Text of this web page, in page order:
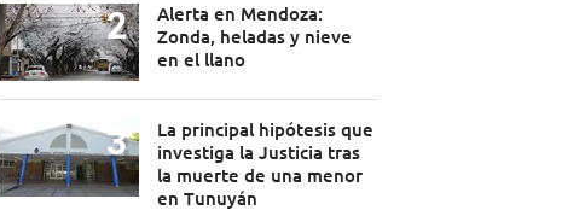
Alerta en Mendoza:
Zonda, heladas y nieve
en el llano
La principal hipótesis que
investiga la Justicia tras
la muerte de una menor
en Tunuyán